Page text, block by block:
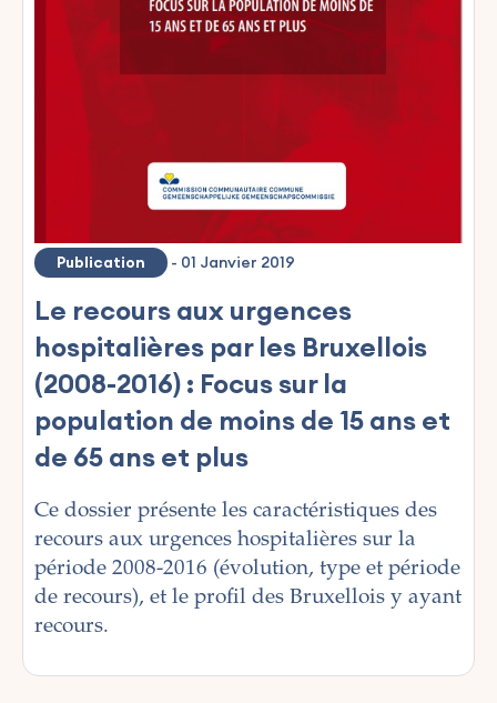
Le recours aux urgences
hospitalières par les Bruxellois
(2008-2016) : Focus sur la
population de moins de 15 ans et
de 65 ans et plus
Publication - 01 Janvier 2019
Ce dossier présente les caractéristiques des
recours aux urgences hospitalières sur la
période 2008-2016 (évolution, type et période
de recours), et le profil des Bruxellois y ayant
recours.